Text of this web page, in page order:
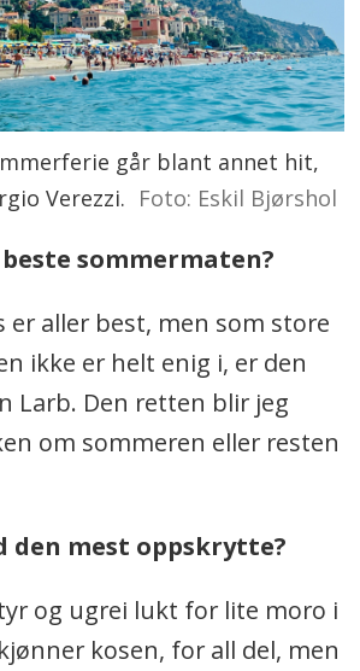
går blant annet hit,
Verezzi. Foto: Eskil Bjørshol
sommermaten?
er aller best, men som store
ikke er helt enig i, er den
Larb. Den retten blir jeg
om sommeren eller resten
den mest oppskrytte?
og ugrei lukt for lite moro i
kosen, for all del, men